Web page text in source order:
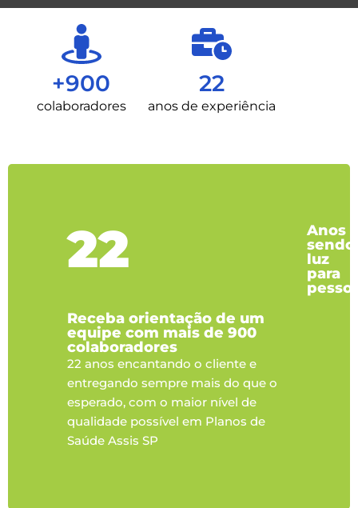
+900
colaboradores
22
anos de experiência
22
Anos
sendo
luz
para
Receba orientação de um
equipe com mais de 900
colaboradores
22 anos encantando o cliente e
entregando sempre mais do que o
esperado, com o maior nível de
qualidade possível em Planos de
Saúde Assis SP